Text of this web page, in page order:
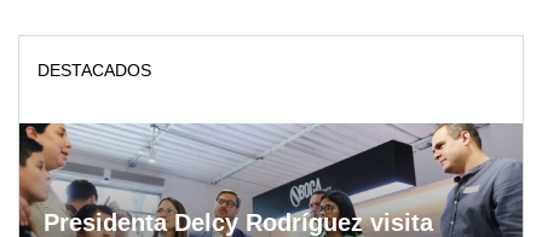
DESTACADOS
Presidenta Delcy Rodríguez visita